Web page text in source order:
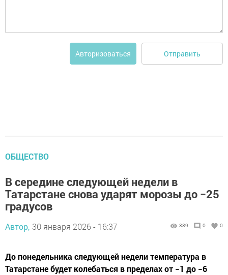
Авторизоваться Отправить
ОБЩЕСТВО
В середине следующей недели в
Татарстане снова ударят морозы до −25
градусов
Автор, 30 января 2026 - 16:37 389 0 0
До понедельника следующей недели температура в
Татарстане будет колебаться в пределах от −1 до −6